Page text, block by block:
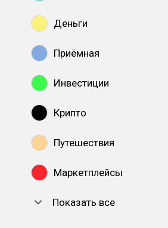
Деньги
Приёмная
Инвестиции
Крипто
Путешествия
Маркетплейсы
Показать все